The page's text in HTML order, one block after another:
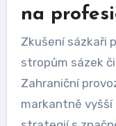
na
Zkušení sázkaři
stropům sázek
Zahraniční
markantně